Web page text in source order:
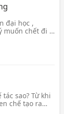
đại học ,
muốn chết đi ,
sao? Từ khi
chế tạo ra